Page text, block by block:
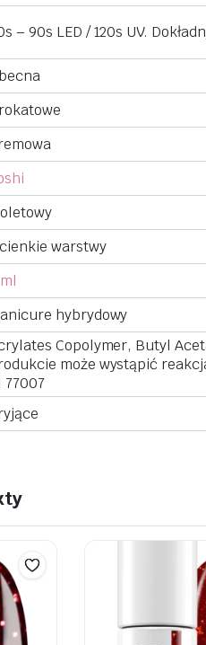
– 90s LED / 120s UV.
warstwy
hybrydowy
Copolymer, Butyl
może wystąpić
77007